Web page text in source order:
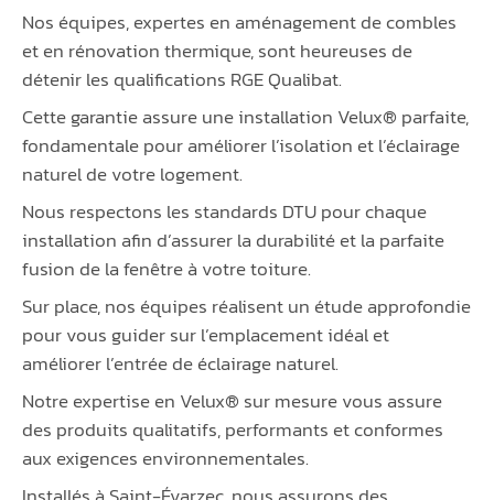
Nos équipes, expertes en aménagement de combles
et en rénovation thermique, sont heureuses de
détenir les qualifications RGE Qualibat.
Cette garantie assure une installation Velux® parfaite,
fondamentale pour améliorer l’isolation et l’éclairage
naturel de votre logement.
Nous respectons les standards DTU pour chaque
installation afin d’assurer la durabilité et la parfaite
fusion de la fenêtre à votre toiture.
Sur place, nos équipes réalisent un étude approfondie
pour vous guider sur l’emplacement idéal et
améliorer l’entrée de éclairage naturel.
Notre expertise en Velux® sur mesure vous assure
des produits qualitatifs, performants et conformes
aux exigences environnementales.